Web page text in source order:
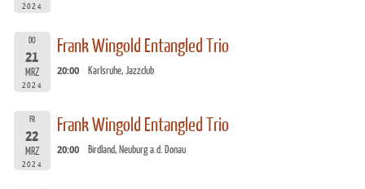
2024
DO
21
MRZ
2024
Frank Wingold Entangled Trio
20:00 Karlsruhe, Jazzclub
FR
22
MRZ
2024
Frank Wingold Entangled Trio
20:00 Birdland, Neuburg a.d. Donau